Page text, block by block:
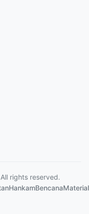
rights reserved.
HankamBencanaMaterial